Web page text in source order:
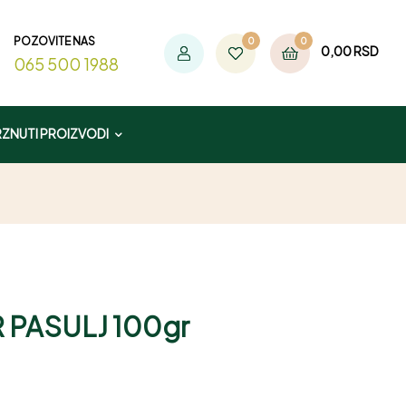
POZOVITE NAS
065 500 1988
0 0
0,00RSD
PROIZVODI
PASULJ 100gr